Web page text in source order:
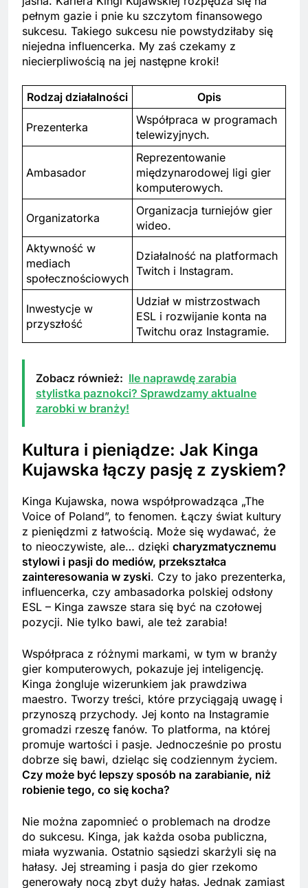
pełnym gazie i pnie ku szczytom finansowego
sukcesu. Takiego sukcesu nie powstydziłaby się
niejedna influencerka. My zaś czekamy z
niecierpliwością na jej następne kroki!
Rodzaj działalności Opis
Prezenterka
Współpraca w programach
telewizyjnych.
Ambasador
Reprezentowanie
międzynarodowej ligi gier
komputerowych.
Organizatorka
Organizacja turniejów gier
wideo.
Aktywność w
mediach
społecznościowych
Działalność na platformach
Twitch i Instagram.
Inwestycje w
przyszłość
Udział w mistrzostwach
ESL i rozwijanie konta na
Twitchu oraz Instagramie.
Zobacz również: Ile naprawdę zarabia
stylistka paznokci? Sprawdzamy aktualne
zarobki w branży!
Kultura i pieniądze: Jak Kinga
Kujawska łączy pasję z zyskiem?
Kinga Kujawska, nowa współprowadząca „The
Voice of Poland”, to fenomen. Łączy świat kultury
z pieniędzmi z łatwością. Może się wydawać, że
to nieoczywiste, ale… dzięki charyzmatycznemu
stylowi i pasji do mediów, przekształca
zainteresowania w zyski. Czy to jako prezenterka,
influencerka, czy ambasadorka polskiej odsłony
ESL – Kinga zawsze stara się być na czołowej
pozycji. Nie tylko bawi, ale też zarabia!
Współpraca z różnymi markami, w tym w branży
gier komputerowych, pokazuje jej inteligencję.
Kinga żongluje wizerunkiem jak prawdziwa
maestro. Tworzy treści, które przyciągają uwagę i
przynoszą przychody. Jej konto na Instagramie
gromadzi rzeszę fanów. To platforma, na której
promuje wartości i pasje. Jednocześnie po prostu
dobrze się bawi, dzieląc się codziennym życiem.
Czy może być lepszy sposób na zarabianie, niż
robienie tego, co się kocha?
Nie można zapomnieć o problemach na drodze
do sukcesu. Kinga, jak każda osoba publiczna,
miała wyzwania. Ostatnio sąsiedzi skarżyli się na
hałasy. Jej streaming i pasja do gier rzekomo
generowały nocą zbyt duży hałas. Jednak zamiast